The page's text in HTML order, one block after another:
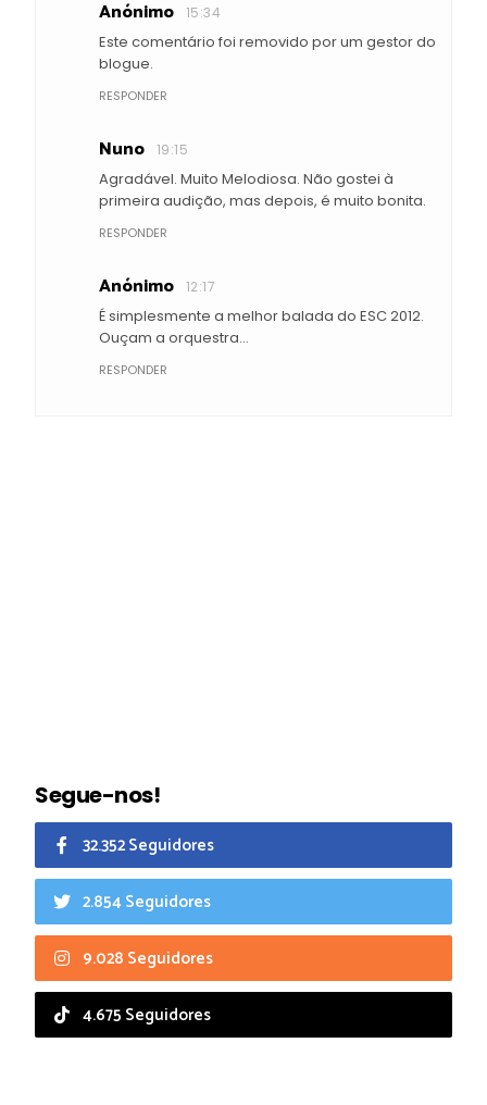
Anónimo 15:34
Este comentário foi removido por um gestor do
blogue.
RESPONDER
Nuno 19:15
Agradável. Muito Melodiosa. Não gostei à
primeira audição, mas depois, é muito bonita.
RESPONDER
Anónimo 12:17
É simplesmente a melhor balada do ESC 2012.
Ouçam a orquestra...
RESPONDER
Segue-nos!
32.352 Seguidores
2.854 Seguidores
9.028 Seguidores
4.675 Seguidores